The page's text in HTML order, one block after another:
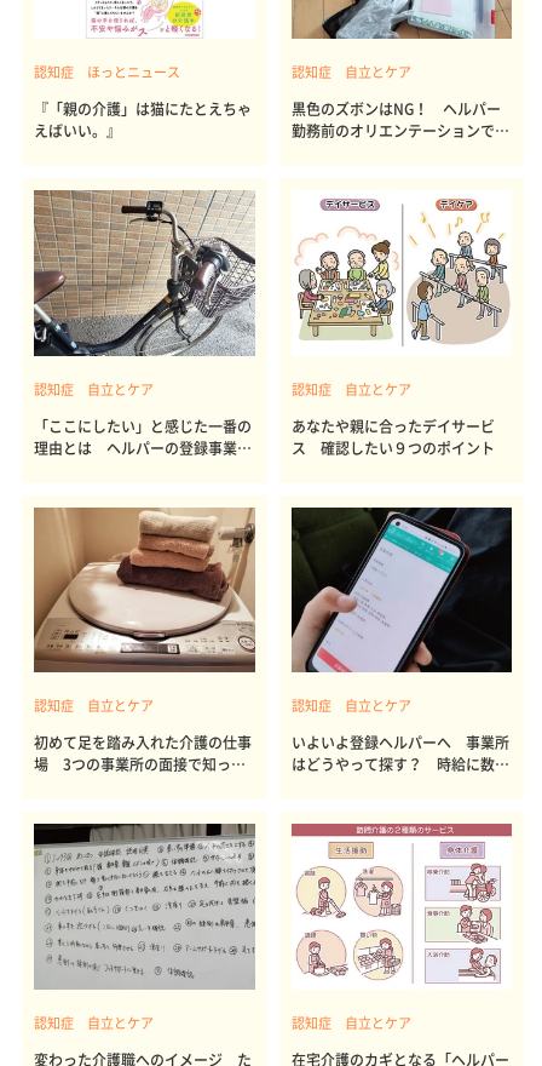
認知症 ほっとニュース
『「親の介護」は猫にたとえちゃ
えばいい。』
認知症 自立とケア
黒色のズボンはNG！ ヘルパー
勤務前のオリエンテーションで学
認知症 自立とケア
「ここにしたい」と感じた一番の
理由とは ヘルパーの登録事業所
認知症 自立とケア
あなたや親に合ったデイサービ
ス 確認したい９つのポイント
認知症 自立とケア
初めて足を踏み入れた介護の仕事
場 3つの事業所の面接で知った
認知症 自立とケア
いよいよ登録ヘルパーへ 事業所
はどうやって探す？ 時給に数百
認知症 自立とケア
変わった介護職へのイメージ た
認知症 自立とケア
在宅介護のカギとなる「ヘルパー